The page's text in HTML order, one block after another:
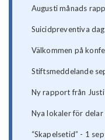
Augusti månads
Suicidpreventiva
Välkommen på
Stiftsmeddelande
Ny rapport från
Nya lokaler för
“Skapelsetid” - 1